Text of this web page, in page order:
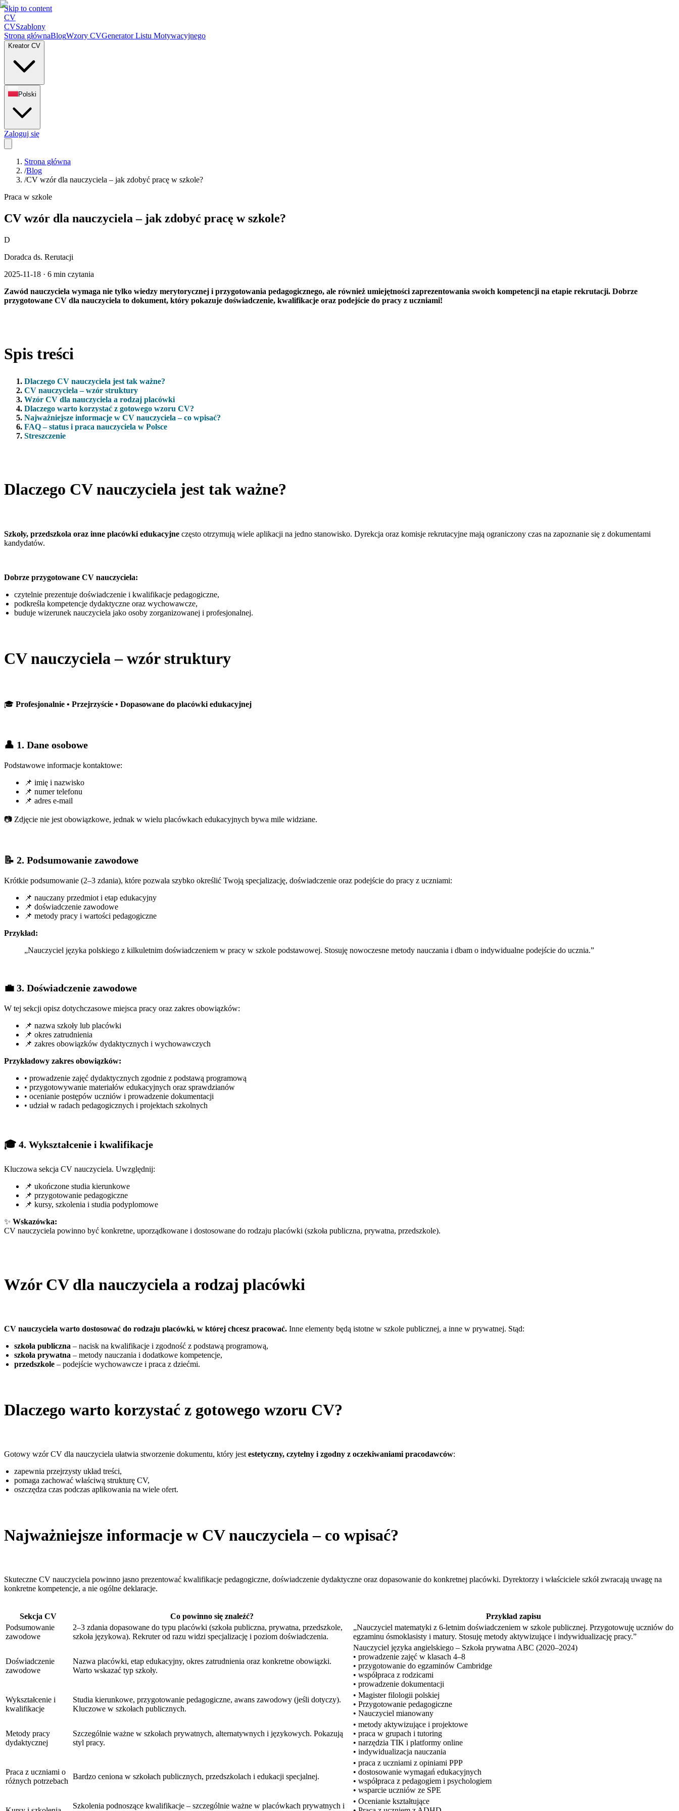
Skip to content
CV
CVSzablony
Strona głównaBlogWzory CVGenerator Listu Motywacyjnego
Kreator CV
Polski
Zaloguj się
Strona główna
/Blog
/CV wzór dla nauczyciela – jak zdobyć pracę w szkole?
Praca w szkole
CV wzór dla nauczyciela – jak zdobyć pracę w szkole?
D
Doradca ds. Rerutacji
2025-11-18 · 6 min czytania
Zawód nauczyciela wymaga nie tylko wiedzy merytorycznej i przygotowania pedagogicznego, ale również umiejętności zaprezentowania swoich kompetencji na etapie rekrutacji. Dobrze
przygotowane CV dla nauczyciela to dokument, który pokazuje doświadczenie, kwalifikacje oraz podejście do pracy z uczniami!
Spis treści
Dlaczego CV nauczyciela jest tak ważne?
CV nauczyciela – wzór struktury
Wzór CV dla nauczyciela a rodzaj placówki
Dlaczego warto korzystać z gotowego wzoru CV?
Najważniejsze informacje w CV nauczyciela – co wpisać?
FAQ – status i praca nauczyciela w Polsce
Streszczenie
Dlaczego CV nauczyciela jest tak ważne?
Szkoły, przedszkola oraz inne placówki edukacyjne często otrzymują wiele aplikacji na jedno stanowisko. Dyrekcja oraz komisje rekrutacyjne mają ograniczony czas na zapoznanie się z dokumentami
kandydatów.
Dobrze przygotowane CV nauczyciela:
czytelnie prezentuje doświadczenie i kwalifikacje pedagogiczne,
podkreśla kompetencje dydaktyczne oraz wychowawcze,
buduje wizerunek nauczyciela jako osoby zorganizowanej i profesjonalnej.
CV nauczyciela – wzór struktury
🎓 Profesjonalnie • Przejrzyście • Dopasowane do placówki edukacyjnej
👤 1. Dane osobowe
Podstawowe informacje kontaktowe:
📌 imię i nazwisko
📌 numer telefonu
📌 adres e-mail
📷 Zdjęcie nie jest obowiązkowe, jednak w wielu placówkach edukacyjnych bywa mile widziane.
📝 2. Podsumowanie zawodowe
Krótkie podsumowanie (2–3 zdania), które pozwala szybko określić Twoją specjalizację, doświadczenie oraz podejście do pracy z uczniami:
📌 nauczany przedmiot i etap edukacyjny
📌 doświadczenie zawodowe
📌 metody pracy i wartości pedagogiczne
Przykład:
„Nauczyciel języka polskiego z kilkuletnim doświadczeniem w pracy w szkole podstawowej. Stosuję nowoczesne metody nauczania i dbam o indywidualne podejście do ucznia.”
💼 3. Doświadczenie zawodowe
W tej sekcji opisz dotychczasowe miejsca pracy oraz zakres obowiązków:
📌 nazwa szkoły lub placówki
📌 okres zatrudnienia
📌 zakres obowiązków dydaktycznych i wychowawczych
Przykładowy zakres obowiązków:
• prowadzenie zajęć dydaktycznych zgodnie z podstawą programową
• przygotowywanie materiałów edukacyjnych oraz sprawdzianów
• ocenianie postępów uczniów i prowadzenie dokumentacji
• udział w radach pedagogicznych i projektach szkolnych
🎓 4. Wykształcenie i kwalifikacje
Kluczowa sekcja CV nauczyciela. Uwzględnij:
📌 ukończone studia kierunkowe
📌 przygotowanie pedagogiczne
📌 kursy, szkolenia i studia podyplomowe
✨ Wskazówka:
CV nauczyciela powinno być konkretne, uporządkowane i dostosowane do rodzaju placówki (szkoła publiczna, prywatna, przedszkole).
Wzór CV dla nauczyciela a rodzaj placówki
CV nauczyciela warto dostosować do rodzaju placówki, w której chcesz pracować. Inne elementy będą istotne w szkole publicznej, a inne w prywatnej. Stąd:
szkoła publiczna – nacisk na kwalifikacje i zgodność z podstawą programową,
szkoła prywatna – metody nauczania i dodatkowe kompetencje,
przedszkole – podejście wychowawcze i praca z dziećmi.
Dlaczego warto korzystać z gotowego wzoru CV?
Gotowy wzór CV dla nauczyciela ułatwia stworzenie dokumentu, który jest estetyczny, czytelny i zgodny z oczekiwaniami pracodawców:
zapewnia przejrzysty układ treści,
pomaga zachować właściwą strukturę CV,
oszczędza czas podczas aplikowania na wiele ofert.
Najważniejsze informacje w CV nauczyciela – co wpisać?
Skuteczne CV nauczyciela powinno jasno prezentować kwalifikacje pedagogiczne, doświadczenie dydaktyczne oraz dopasowanie do konkretnej placówki. Dyrektorzy i właściciele szkół zwracają uwagę na
konkretne kompetencje, a nie ogólne deklaracje.
Sekcja CV Co powinno się znaleźć?
Przykład zapisu
Podsumowanie
zawodowe
2–3 zdania dopasowane do typu placówki (szkoła publiczna, prywatna, przedszkole,
szkoła językowa). Rekruter od razu widzi specjalizację i poziom doświadczenia.
„Nauczyciel matematyki z 6-letnim doświadczeniem w szkole publicznej. Przygotowuję uczniów do
egzaminu ósmoklasisty i matury. Stosuję metody aktywizujące i indywidualizację pracy.”
Doświadczenie
zawodowe
Nazwa placówki, etap edukacyjny, okres zatrudnienia oraz konkretne obowiązki.
Warto wskazać typ szkoły.
Nauczyciel języka angielskiego – Szkoła prywatna ABC (2020–2024)
• prowadzenie zajęć w klasach 4–8
• przygotowanie do egzaminów Cambridge
• współpraca z rodzicami
• prowadzenie dokumentacji
Wykształcenie i
kwalifikacje
Studia kierunkowe, przygotowanie pedagogiczne, awans zawodowy (jeśli dotyczy).
Kluczowe w szkołach publicznych.
• Magister filologii polskiej
• Przygotowanie pedagogiczne
• Nauczyciel mianowany
Metody pracy
dydaktycznej
Szczególnie ważne w szkołach prywatnych, alternatywnych i językowych. Pokazują
styl pracy.
• metody aktywizujące i projektowe
• praca w grupach i tutoring
• narzędzia TIK i platformy online
• indywidualizacja nauczania
Praca z uczniami o
różnych potrzebach
Bardzo ceniona w szkołach publicznych, przedszkolach i edukacji specjalnej.
• praca z uczniami z opiniami PPP
• dostosowanie wymagań edukacyjnych
• współpraca z pedagogiem i psychologiem
• wsparcie uczniów ze SPE
Szkolenia podnoszące kwalifikacje – szczególnie ważne w placówkach prywatnych i
• Ocenianie kształtujące